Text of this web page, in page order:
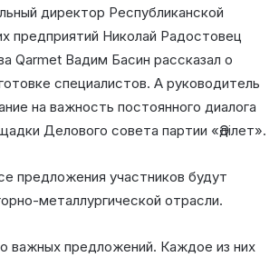
директор Республиканской
предприятий Николай Радостовец
Qarmet Вадим Басин рассказал о
специалистов. А руководитель
на важность постоянного диалога
Делового совета партии «Әділет».
предложения участников будут
металлургической отрасли.
важных предложений. Каждое из них